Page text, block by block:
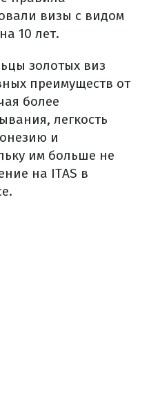
визы с видом
10 лет.
золотых виз
преимуществ от
более
легкость
и
им больше не
на ITAS в